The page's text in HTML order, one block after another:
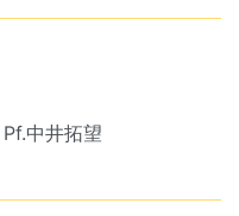
Pf.中井拓望